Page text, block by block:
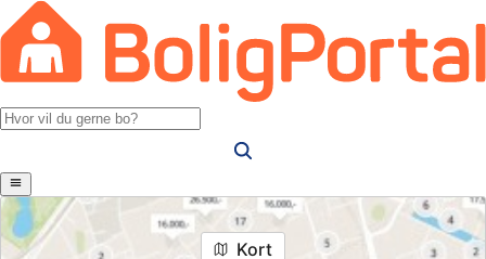
Kort